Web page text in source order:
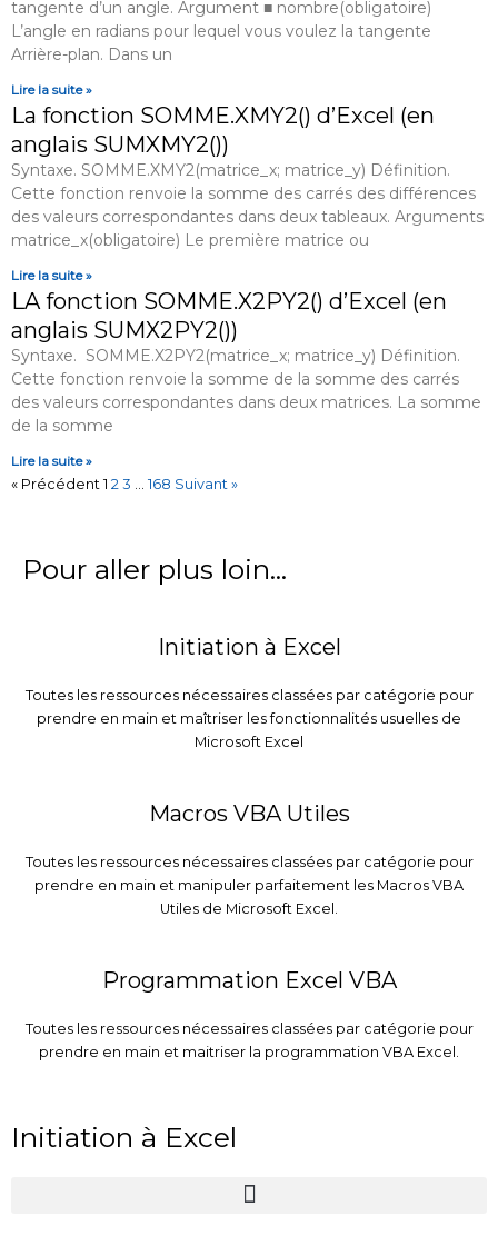
tangente d’un angle. Argument ■ nombre(obligatoire)
L’angle en radians pour lequel vous voulez la tangente
Arrière-plan. Dans un
Lire la suite »
La fonction SOMME.XMY2() d’Excel (en
anglais SUMXMY2())
Syntaxe. SOMME.XMY2(matrice_x; matrice_y) Définition.
Cette fonction renvoie la somme des carrés des différences
des valeurs correspondantes dans deux tableaux. Arguments
matrice_x(obligatoire) Le première matrice ou
Lire la suite »
LA fonction SOMME.X2PY2() d’Excel (en
anglais SUMX2PY2())
Syntaxe. SOMME.X2PY2(matrice_x; matrice_y) Définition.
Cette fonction renvoie la somme de la somme des carrés
des valeurs correspondantes dans deux matrices. La somme
de la somme
Lire la suite »
« Précédent 1 2 3 168 Suivant »
Pour aller plus loin...
Initiation à Excel
Toutes les ressources nécessaires classées par catégorie pour
prendre en main et maîtriser les fonctionnalités usuelles de
Microsoft Excel
Macros VBA Utiles
Toutes les ressources nécessaires classées par catégorie pour
prendre en main et manipuler parfaitement les Macros VBA
Utiles de Microsoft Excel.
Programmation Excel VBA
Toutes les ressources nécessaires classées par catégorie pour
prendre en main et maitriser la programmation VBA Excel.
Initiation à Excel